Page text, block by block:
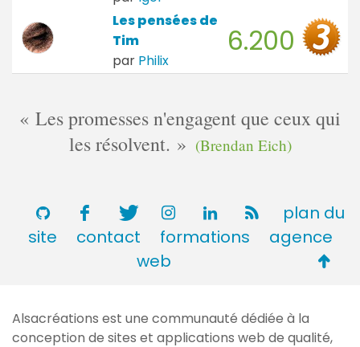
Les pensées de
Tim
par Philix
6.200
Les promesses n'engagent que ceux qui
les résolvent.
(Brendan Eich)
plan du
site
contact formations
agence
web
de
Alsacréations est une communauté dédiée à la
conception de sites et applications web de qualité,